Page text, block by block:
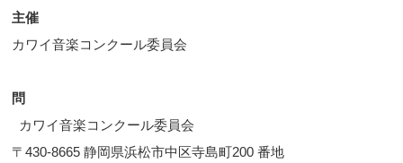
主催
カワイ音楽コンクール委員会
問
カワイ音楽コンクール委員会
〒430-8665 静岡県浜松市中区寺島町200 番地